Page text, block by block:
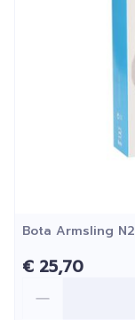
Bota Armsling N2
€ 25,70